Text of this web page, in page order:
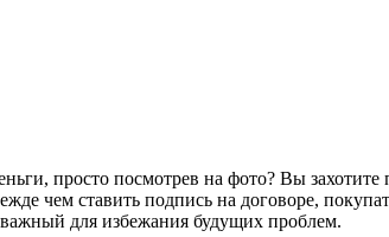
просто посмотрев на фото? Вы захотите
чем ставить подпись на договоре,
для избежания будущих проблем.